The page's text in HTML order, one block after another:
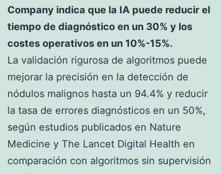
Company indica que la IA puede reducir el
tiempo de diagnóstico en un 30% y los
costes operativos en un 10%-15%.
La validación rigurosa de algoritmos puede
mejorar la precisión en la detección de
nódulos malignos hasta un 94.4% y reducir
la tasa de errores diagnósticos en un 50%,
según estudios publicados en Nature
Medicine y The Lancet Digital Health en
comparación con algoritmos sin supervisión